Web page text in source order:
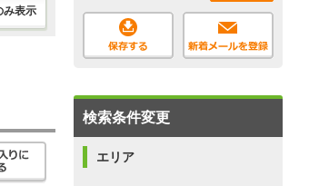
み表示
検索条件変更
エリア